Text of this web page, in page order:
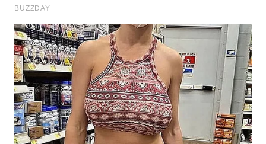
TEBING
WN
PAKPAK
WN
KARAWANG
WN